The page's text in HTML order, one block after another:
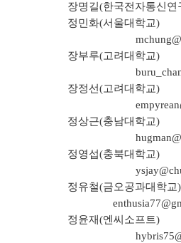
장명길(한국전자통신연
정민화(서울대학교)
장부루(고려대학교)
장정선(고려대학교)
정상근(충남대학교)
정영섭(충북대학교)
정유철(금오공과대학교)
정윤재(엔씨소프트)